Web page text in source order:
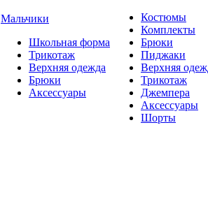
Мальчики
Школьная форма
Трикотаж
Верхняя одежда
Брюки
Аксессуары
Костюмы
Комплекты
Брюки
Пиджаки
Верхняя
Трикотаж
Джемпера
Аксессуары
Шорты